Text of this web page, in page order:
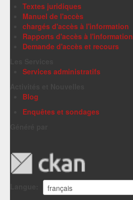
Textes juridiques
Manuel de l'accès
chargés d'accès à l'information
Rapports d'accès à l'information
Demande d'accès et recours
Services administratifs
Blog
Enquêtes et sondages